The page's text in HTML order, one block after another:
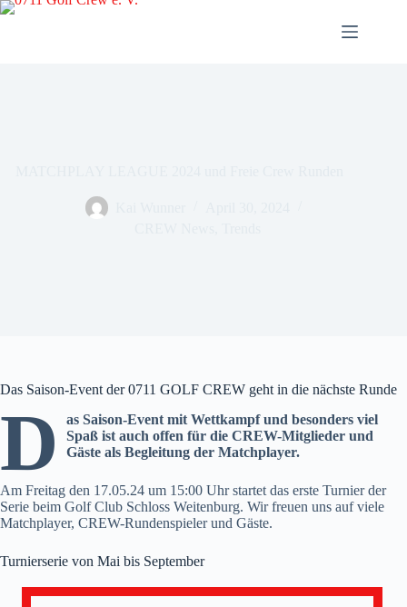
Zum
Das Saison-Event der 0711 GOLF CREW geht in die nächste Runde
D
as Saison-Event mit Wettkampf und besonders viel
Spaß ist auch offen für die CREW-Mitglieder und
Gäste als Begleitung der Matchplayer.
Am Freitag den 17.05.24 um 15:00 Uhr startet das erste Turnier der
Serie beim Golf Club Schloss Weitenburg. Wir freuen uns auf viele
Matchplayer, CREW-Rundenspieler und Gäste.
Turnierserie von Mai bis September